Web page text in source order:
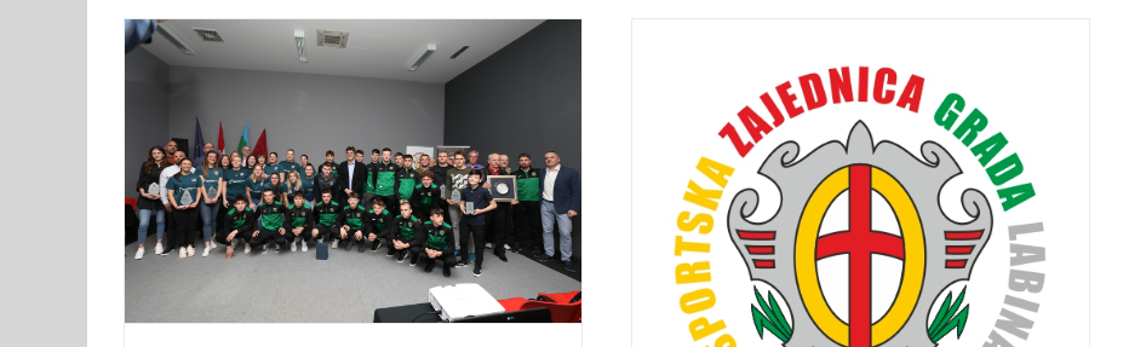
Održana 6. sjednica IO SZGL
savez vijesti